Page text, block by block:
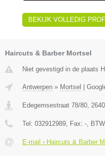
BEKIJK VOLLEDIG
Haircuts & Barber Mortsel
Niet gevestigd in de plaats
Antwerpen » Mortsel
Edegemsestraat 78/80, 2640
Tel: 032912989, Fax: -,
E-mail › Haircuts & Barber